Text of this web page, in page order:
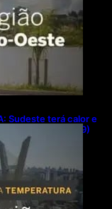
Sudeste terá calor e
neste domingo (9)